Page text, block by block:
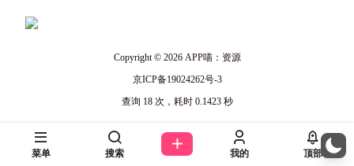
Copyright © 2026APP喵：资源
京ICP备19024262号-3
查询 18 次，耗时 0.1423 秒
菜单 搜索 我的 顶部